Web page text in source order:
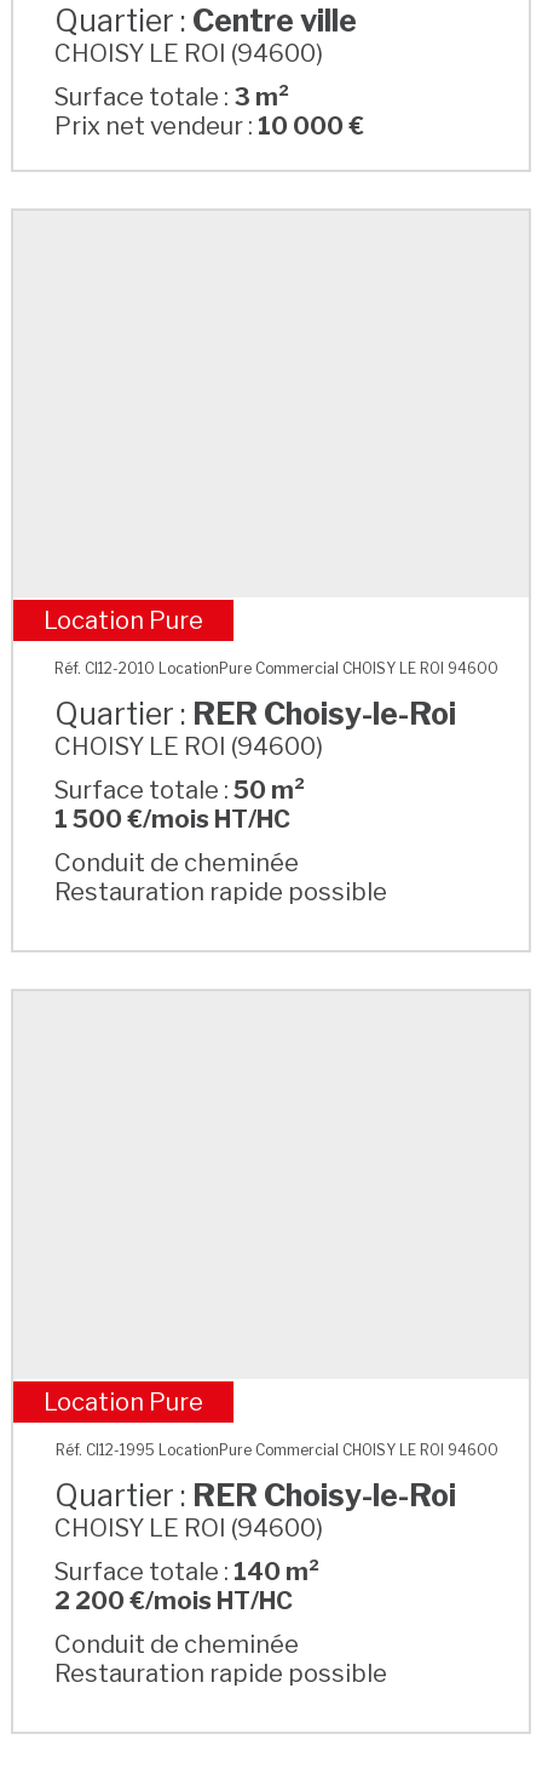
Quartier : Centre ville
CHOISY LE ROI (94600)
Surface totale : 3 m²
Prix net vendeur : 10 000 €
RER Choisy-le-Roi
Location Pure
Réf. CI12-2010 LocationPure Commercial CHOISY LE ROI 94600
Quartier : RER Choisy-le-Roi
CHOISY LE ROI (94600)
Surface totale :50 m²
1 500 €/mois HT/HC
Conduit de cheminée
Restauration rapide possible
RER Choisy-le-Roi
Location Pure
Réf. CI12-1995 LocationPure Commercial CHOISY LE ROI 94600
Quartier : RER Choisy-le-Roi
CHOISY LE ROI (94600)
Surface totale : 140 m²
2 200 €/mois HT/HC
Conduit de cheminée
Restauration rapide possible